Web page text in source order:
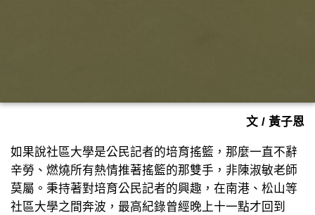
文 / 黃子恩
如果說社區大學是公民記者的培育搖籃，那麼一直不辭
辛勞、燃燒所有熱情推著搖籃的那雙手，非陳淑敏老師
莫屬。秉持著對培育公民記者的興趣，在南港、松山等
社區大學之間奔波，最高紀錄曾經晚上十一點才回到